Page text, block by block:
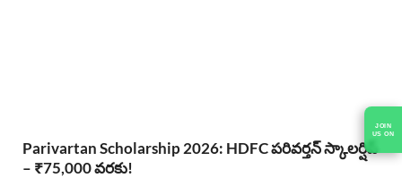
Parivartan Scholarship 2026: HDFC పరివర్తన్ స్కాలర్షిప్
– ₹75,000 వరకు!